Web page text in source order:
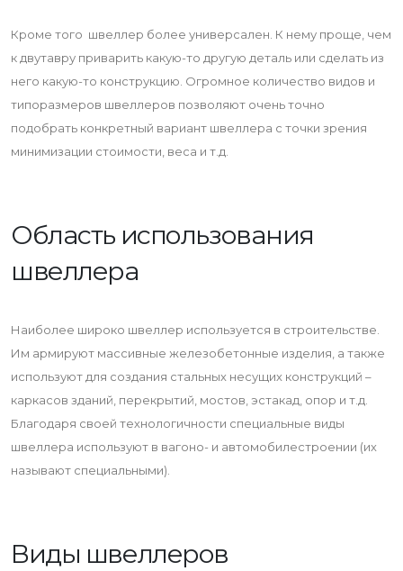
Кроме того швеллер более универсален. К нему проще, чем
к двутавру приварить какую-то другую деталь или сделать из
него какую-то конструкцию. Огромное количество видов и
типоразмеров швеллеров позволяют очень точно
подобрать конкретный вариант швеллера с точки зрения
минимизации стоимости, веса и т.д.
Область использования
швеллера
Наиболее широко швеллер используется в строительстве.
Им армируют массивные железобетонные изделия, а также
используют для создания стальных несущих конструкций –
каркасов зданий, перекрытий, мостов, эстакад, опор и т.д.
Благодаря своей технологичности специальные виды
швеллера используют в вагоно- и автомобилестроении (их
называют специальными).
Виды швеллеров